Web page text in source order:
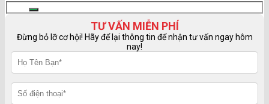
TƯ VẤN MIỄN PHÍ
Đừng bỏ lỡ cơ hội! Hãy để lại thông tin để nhận tư vấn ngay hôm
nay!